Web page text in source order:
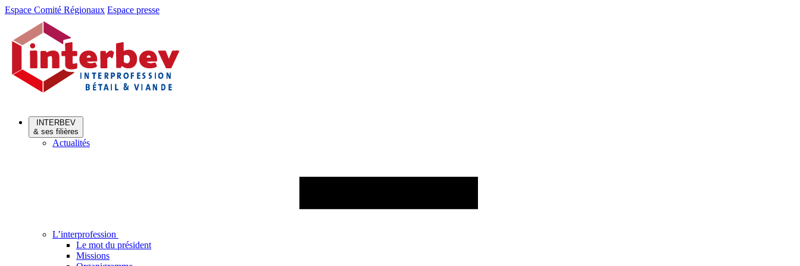
Aller
Aller
contenu
Espace Comité Régionaux Espace presse
INTERBEV
& ses filières
Actualités
L’interprofession
Le mot du président
Missions